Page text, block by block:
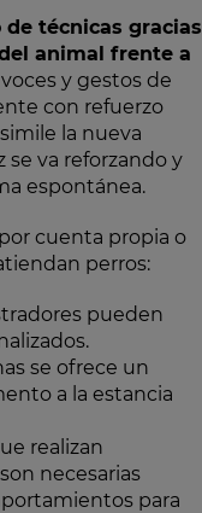
técnicas gracias
animal frente a
y gestos de
con refuerzo
la nueva
se va reforzando y
espontánea.
cuenta propia o
perros:
pueden
se ofrece un
a la estancia
realizan
necesarias
para